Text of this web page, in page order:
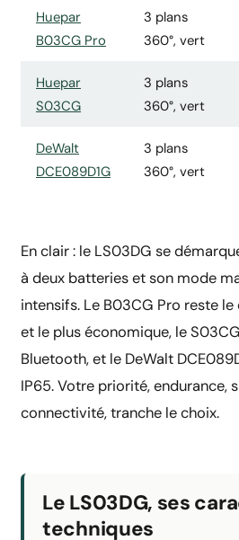
Huepar
B03CG Pro
3 plans
360°, vert
Huepar
S03CG
3 plans
360°, vert
DeWalt
DCE089D1G
3 plans
360°, vert
En clair : le LS03DG se
à deux batteries et son mode
intensifs. Le B03CG Pro reste
et le plus économique, le
Bluetooth, et le DeWalt
IP65. Votre priorité, endurance,
connectivité, tranche le choix.
Le LS03DG, ses
techniques